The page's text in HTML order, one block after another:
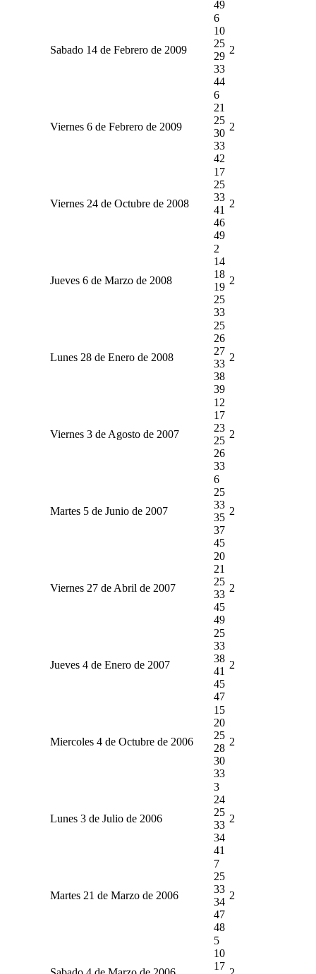
49
Sabado 14 de Febrero de 2009
6
10
25
29
33
44
2
Viernes 6 de Febrero de 2009
6
21
25
30
33
42
2
Viernes 24 de Octubre de 2008
17
25
33
41
46
49
2
Jueves 6 de Marzo de 2008
2
14
18
19
25
33
2
Lunes 28 de Enero de 2008
25
26
27
33
38
39
2
Viernes 3 de Agosto de 2007
12
17
23
25
26
33
2
Martes 5 de Junio de 2007
6
25
33
35
37
45
2
Viernes 27 de Abril de 2007
20
21
25
33
45
49
2
Jueves 4 de Enero de 2007
25
33
38
41
45
47
2
Miercoles 4 de Octubre de 2006
15
20
25
28
30
33
2
Lunes 3 de Julio de 2006
3
24
25
33
34
41
2
Martes 21 de Marzo de 2006
7
25
33
34
47
48
2
5
10
17